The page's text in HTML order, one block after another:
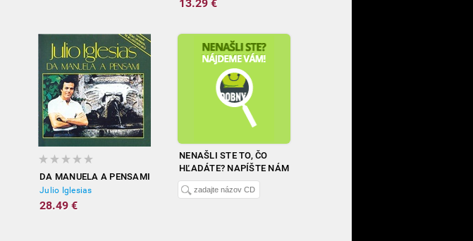
13.29 €
DA MANUELA A PENSAMI
Julio Iglesias
28.49 €
NENAŠLI STE TO, ČO
HĽADÁTE? NAPÍŠTE NÁM